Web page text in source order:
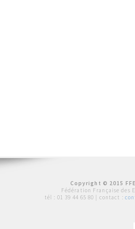
Copyright © 2015
Fédération Française des
tél : 01 39 44 65 80 | contact :